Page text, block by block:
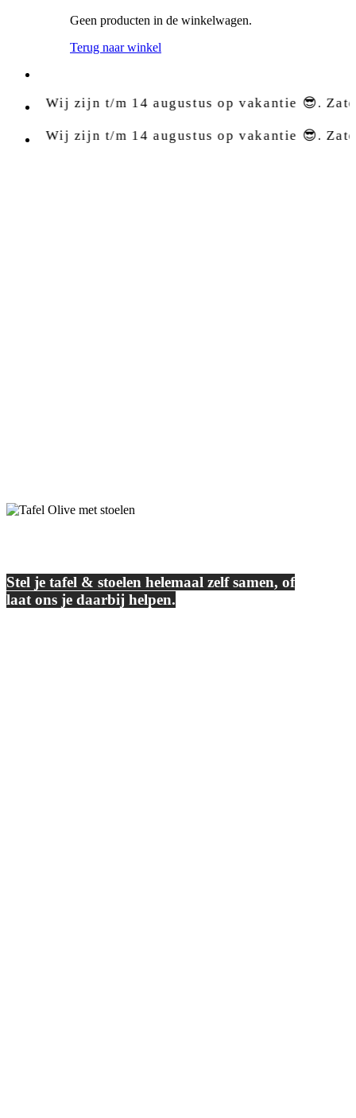
Geen producten in de winkelwagen.
Terug naar winkel
zijn t/m 14 augustus op vakantie 😎. Zaterdag
zijn t/m 14 augustus op vakantie 😎. Zaterdag
Stel je tafel & stoelen helemaal zelf samen, of
laat ons je daarbij helpen.